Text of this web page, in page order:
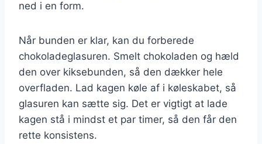
ned i en form.
Når bunden er klar, kan du forberede
chokoladeglasuren. Smelt chokoladen og hæld
den over kiksebunden, så den dækker hele
overfladen. Lad kagen køle af i køleskabet, så
glasuren kan sætte sig. Det er vigtigt at lade
kagen stå i mindst et par timer, så den får den
rette konsistens.